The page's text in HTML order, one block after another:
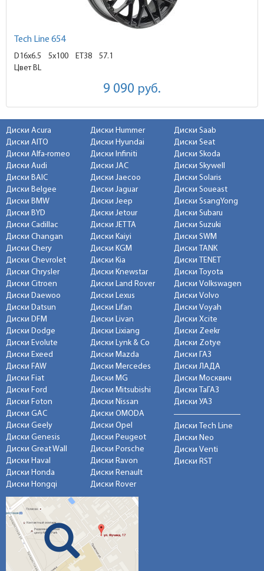
Tech Line 654
D16x6.5 5x100 ET38
57.1
Цвет BL
9 090 руб.
Диски Acura
Диски AITO
Диски Alfa-romeo
Диски Audi
Диски BAIC
Диски Belgee
Диски BMW
Диски BYD
Диски Cadillac
Диски Changan
Диски Chery
Диски Chevrolet
Диски Chrysler
Диски Citroen
Диски Daewoo
Диски Datsun
Диски DFM
Диски Dodge
Диски Evolute
Диски Exeed
Диски FAW
Диски Fiat
Диски Ford
Диски Foton
Диски GAC
Диски Geely
Диски Genesis
Диски Great Wall
Диски Haval
Диски Honda
Диски Hongqi
Диски Hummer
Диски Hyundai
Диски Infiniti
Диски JAC
Диски Jaecoo
Диски Jaguar
Диски Jeep
Диски Jetour
Диски JETTA
Диски Kaiyi
Диски KGM
Диски Kia
Диски Knewstar
Диски Land Rover
Диски Lexus
Диски Lifan
Диски Livan
Диски Lixiang
Диски Lynk & Co
Диски Mazda
Диски Mercedes
Диски MG
Диски Mitsubishi
Диски Nissan
Диски OMODA
Диски Opel
Диски Peugeot
Диски Porsche
Диски Ravon
Диски Renault
Диски Rover
Диски Saab
Диски Seat
Диски Skoda
Диски Skywell
Диски Solaris
Диски Soueast
Диски SsangYong
Диски Subaru
Диски Suzuki
Диски SWM
Диски TANK
Диски TENET
Диски Toyota
Диски Volkswagen
Диски Volvo
Диски Voyah
Диски Xcite
Диски Zeekr
Диски Zotye
Диски ГАЗ
Диски ЛАДА
Диски Москвич
Диски ТаГАЗ
Диски УАЗ
Диски Tech Line
Диски Neo
Диски Venti
Диски RST